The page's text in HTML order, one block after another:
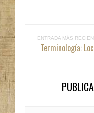
ENTRADA MÁS
Terminología: